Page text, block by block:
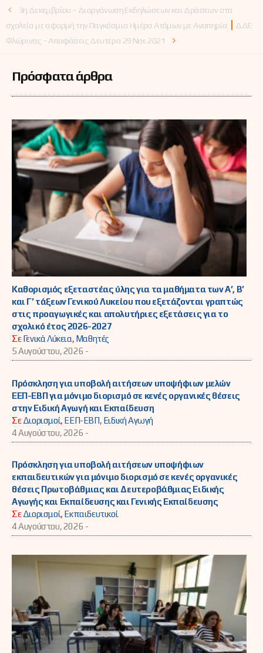
3η Δεκεμβρίου – Διοργάνωση Εκδηλώσεων και Δράσεων στα
σχολεία με αφορμή την Παγκόσμια Ημέρα Ατόμων με Αναπηρία
ΔΔΕ
Φλώρινας – Αποφάσεις Δευτέρα 29 Νοε 2021
Πρόσφατα άρθρα
Καθορισμός εξεταστέας ύλης για τα μαθήματα των Α’, Β’
και Γ’ τάξεων Γενικού Λυκείου που εξετάζονται γραπτώς
στις προαγωγικές και απολυτήριες εξετάσεις για το
σχολικό έτος 2026-2027
ΣεΓενικά Λύκεια, Μαθητές
5 Αυγούστου, 2026 -
Πρόσκληση για υποβολή αιτήσεων υποψήφιων μελών
ΕΕΠ-ΕΒΠ για μόνιμο διορισμό σε κενές οργανικές θέσεις
στην Ειδική Αγωγή και Εκπαίδευση
ΣεΔιορισμοί, ΕΕΠ-ΕΒΠ, Ειδική Αγωγή
4 Αυγούστου, 2026 -
Πρόσκληση για υποβολή αιτήσεων υποψήφιων
εκπαιδευτικών για μόνιμο διορισμό σε κενές οργανικές
θέσεις Πρωτοβάθμιας και Δευτεροβάθμιας Ειδικής
Αγωγής και Εκπαίδευσης και Γενικής Εκπαίδευσης
ΣεΔιορισμοί, Εκπαιδευτικοί
4 Αυγούστου, 2026 -